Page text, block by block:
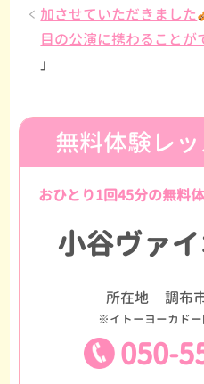
加させていただきました
目の公演に携わること
」
無料体験レ
おひとり1回45分の無料
小谷ヴァ
所在地 調布
※イトーヨーカド
050-